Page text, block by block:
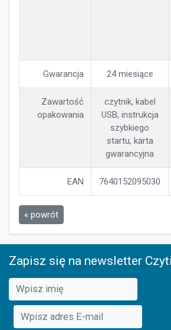
Gwarancja 24 miesiące
Zawartość
opakowania
czytnik, kabel
USB, instrukcja
szybkiego
startu, karta
gwarancyjna
EAN 7640152095030
« powrót
Zapisz się na newsletter